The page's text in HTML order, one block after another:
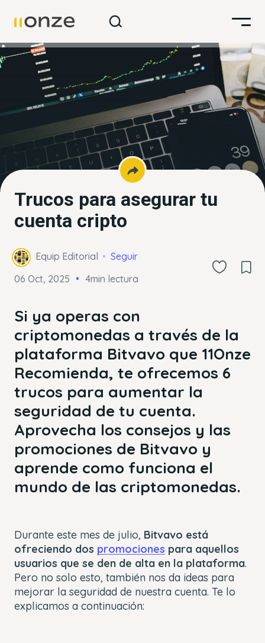
Trucos para asegurar tu
cuenta cripto
Equip Editorial
Seguir
06 Oct, 2025
4min lectura
Si ya operas con
criptomonedas a través de la
plataforma Bitvavo que 11Onze
Recomienda, te ofrecemos 6
trucos para aumentar la
seguridad de tu cuenta.
Aprovecha los consejos y las
promociones de Bitvavo y
aprende como funciona el
mundo de las criptomonedas.
Durante este mes de julio, Bitvavo está
ofreciendo dos promociones para aquellos
usuarios que se den de alta en la plataforma.
Pero no solo esto, también nos da ideas para
mejorar la seguridad de nuestra cuenta. Te lo
explicamos a continuación: